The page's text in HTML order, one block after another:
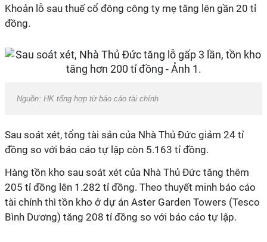
Khoản lỗ sau thuế cổ đông công ty mẹ tăng lên gần 20 tỉ
đồng.
Nguồn: HK tổng hợp từ báo cáo tài chính
Sau soát xét, tổng tài sản của Nhà Thủ Đức giảm 24 tỉ
đồng so với báo cáo tự lập còn 5.163 tỉ đồng.
Hàng tồn kho sau soát xét của Nhà Thủ Đức tăng thêm
205 tỉ đồng lên 1.282 tỉ đồng. Theo thuyết minh báo cáo
tài chính thì tồn kho ở dự án Aster Garden Towers (Tesco
Bình Dương) tăng 208 tỉ đồng so với báo cáo tự lập.